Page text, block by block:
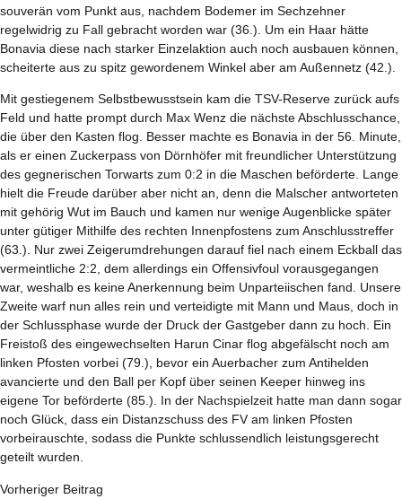
souverän vom Punkt aus, nachdem Bodemer im Sechzehner
regelwidrig zu Fall gebracht worden war (36.). Um ein Haar hätte
Bonavia diese nach starker Einzelaktion auch noch ausbauen können,
scheiterte aus zu spitz gewordenem Winkel aber am Außennetz (42.).
Mit gestiegenem Selbstbewusstsein kam die TSV-Reserve zurück aufs
Feld und hatte prompt durch Max Wenz die nächste Abschlusschance,
die über den Kasten flog. Besser machte es Bonavia in der 56. Minute,
als er einen Zuckerpass von Dörnhöfer mit freundlicher Unterstützung
des gegnerischen Torwarts zum 0:2 in die Maschen beförderte. Lange
hielt die Freude darüber aber nicht an, denn die Malscher antworteten
mit gehörig Wut im Bauch und kamen nur wenige Augenblicke später
unter gütiger Mithilfe des rechten Innenpfostens zum Anschlusstreffer
(63.). Nur zwei Zeigerumdrehungen darauf fiel nach einem Eckball das
vermeintliche 2:2, dem allerdings ein Offensivfoul vorausgegangen
war, weshalb es keine Anerkennung beim Unparteiischen fand. Unsere
Zweite warf nun alles rein und verteidigte mit Mann und Maus, doch in
der Schlussphase wurde der Druck der Gastgeber dann zu hoch. Ein
Freistoß des eingewechselten Harun Cinar flog abgefälscht noch am
linken Pfosten vorbei (79.), bevor ein Auerbacher zum Antihelden
avancierte und den Ball per Kopf über seinen Keeper hinweg ins
eigene Tor beförderte (85.). In der Nachspielzeit hatte man dann sogar
noch Glück, dass ein Distanzschuss des FV am linken Pfosten
vorbeirauschte, sodass die Punkte schlussendlich leistungsgerecht
geteilt wurden.
Vorheriger Beitrag